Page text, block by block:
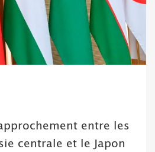
entre les
centrale et le Japon